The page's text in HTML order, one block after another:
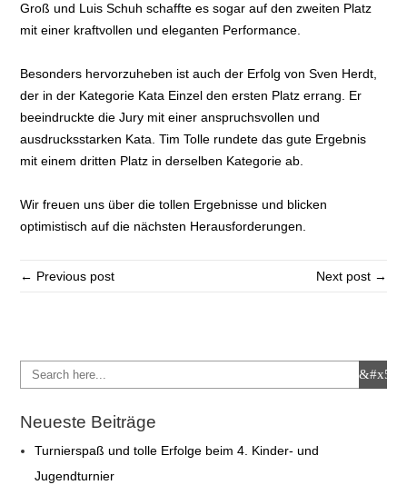
Groß und Luis Schuh schaffte es sogar auf den zweiten Platz
mit einer kraftvollen und eleganten Performance.
Besonders hervorzuheben ist auch der Erfolg von Sven Herdt,
der in der Kategorie Kata Einzel den ersten Platz errang. Er
beeindruckte die Jury mit einer anspruchsvollen und
ausdrucksstarken Kata. Tim Tolle rundete das gute Ergebnis
mit einem dritten Platz in derselben Kategorie ab.
Wir freuen uns über die tollen Ergebnisse und blicken
optimistisch auf die nächsten Herausforderungen.
← Previous post Next post →
Neueste Beiträge
Turnierspaß und tolle Erfolge beim 4. Kinder- und
Jugendturnier